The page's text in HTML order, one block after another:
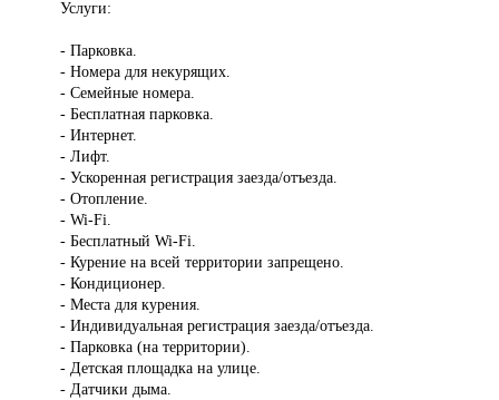
Услуги:
- Парковка.
- Номера для некурящих.
- Семейные номера.
- Бесплатная парковка.
- Интернет.
- Лифт.
- Ускоренная регистрация заезда/отъезда.
- Отопление.
- Wi-Fi.
- Бесплатный Wi-Fi.
- Курение на всей территории запрещено.
- Кондиционер.
- Места для курения.
- Индивидуальная регистрация заезда/отъезда.
- Парковка (на территории).
- Детская площадка на улице.
- Датчики дыма.